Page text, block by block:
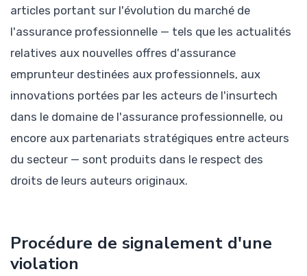
articles portant sur l'évolution du marché de
l'assurance professionnelle — tels que les actualités
relatives aux nouvelles offres d'assurance
emprunteur destinées aux professionnels, aux
innovations portées par les acteurs de l'insurtech
dans le domaine de l'assurance professionnelle, ou
encore aux partenariats stratégiques entre acteurs
du secteur — sont produits dans le respect des
droits de leurs auteurs originaux.
Procédure de signalement d'une
violation